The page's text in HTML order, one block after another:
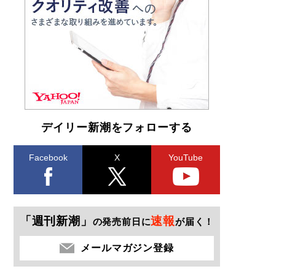
デイリー新潮をフォローする
Facebook X YouTube
「週刊新潮」 の発売前日に速報が届く！
メールマガジン登録